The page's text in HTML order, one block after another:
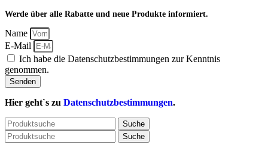
Werde über alle Rabatte und neue Produkte informiert.
Name
E-Mail
Ich habe die Datenschutzbestimmungen zur Kenntnis
genommen.
Senden
Hier geht`s zu Datenschutzbestimmungen.
Suche
Suche